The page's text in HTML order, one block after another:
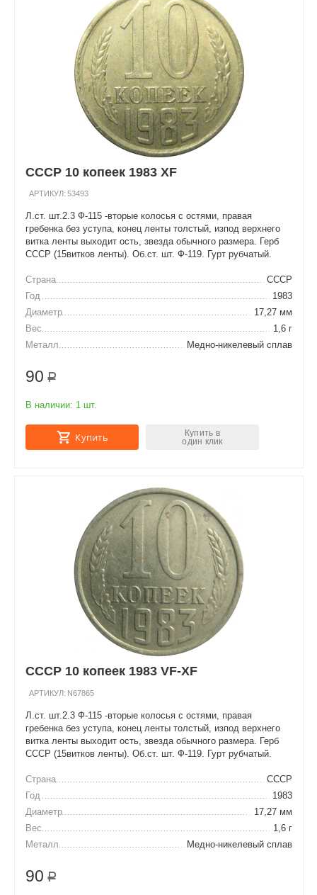
СССР 10 копеек 1983 XF
АРТИКУЛ: 53493
Л.ст. шт.2.3 Ф-115 -вторые колосья с остями, правая
гребенка без уступа, конец ленты толстый, изпод верхнего
витка ленты выходит ость, звезда обычного размера. Герб
СССР (15витков ленты). Об.ст. шт. Ф-119. Гурт рубчатый.
Страна
СССР
Год
1983
Диаметр
17,27 мм
Вес
1,6 г
Металл
Медно-никелевый сплав
90 Р
В наличии: 1 шт.
Купить
Купить в
один клик
СССР 10 копеек 1983 VF-XF
АРТИКУЛ: N67865
Л.ст. шт.2.3 Ф-115 -вторые колосья с остями, правая
гребенка без уступа, конец ленты толстый, изпод верхнего
витка ленты выходит ость, звезда обычного размера. Герб
СССР (15витков ленты). Об.ст. шт. Ф-119. Гурт рубчатый.
Страна
СССР
Год
1983
Диаметр
17,27 мм
Вес
1,6 г
Металл
Медно-никелевый сплав
90 Р